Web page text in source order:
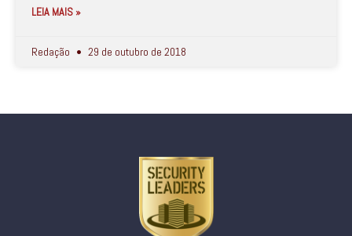
LEIA MAIS »
Redação 29 de outubro de 2018